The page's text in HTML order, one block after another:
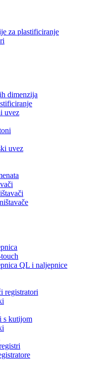
za plastificiranje
dimenzija
uvez
uvez
QL i naljepnice
registratori
s kutijom